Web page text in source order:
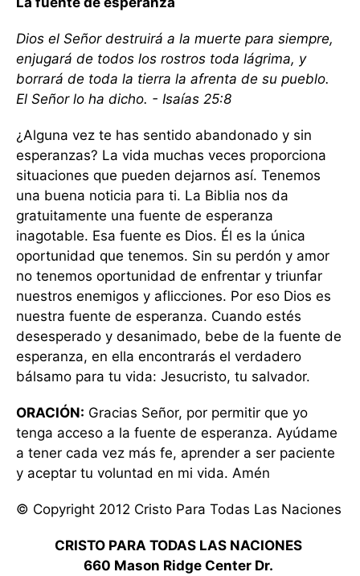
Dios el Señor destruirá a la muerte para siempre,
enjugará de todos los rostros toda lágrima, y
borrará de toda la tierra la afrenta de su pueblo.
El Señor lo ha dicho. - Isaías 25:8
¿Alguna vez te has sentido abandonado y sin
esperanzas? La vida muchas veces proporciona
situaciones que pueden dejarnos así. Tenemos
una buena noticia para ti. La Biblia nos da
gratuitamente una fuente de esperanza
inagotable. Esa fuente es Dios. Él es la única
oportunidad que tenemos. Sin su perdón y amor
no tenemos oportunidad de enfrentar y triunfar
nuestros enemigos y aflicciones. Por eso Dios es
nuestra fuente de esperanza. Cuando estés
desesperado y desanimado, bebe de la fuente de
esperanza, en ella encontrarás el verdadero
bálsamo para tu vida: Jesucristo, tu salvador.
ORACIÓN: Gracias Señor, por permitir que yo
tenga acceso a la fuente de esperanza. Ayúdame
a tener cada vez más fe, aprender a ser paciente
y aceptar tu voluntad en mi vida. Amén
© Copyright 2012 Cristo Para Todas Las Naciones
CRISTO PARA TODAS LAS NACIONES
660 Mason Ridge Center Dr.